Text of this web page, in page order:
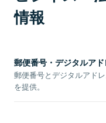
情報
郵便番号・デジタルア
郵便番号とデジタルアド
を提供。